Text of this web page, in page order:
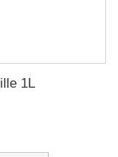
1L